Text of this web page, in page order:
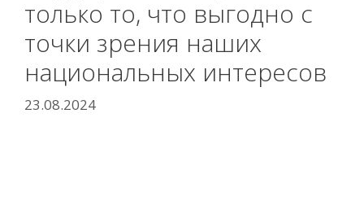
только то, что выгодно с
точки зрения наших
национальных интересов
23.08.2024